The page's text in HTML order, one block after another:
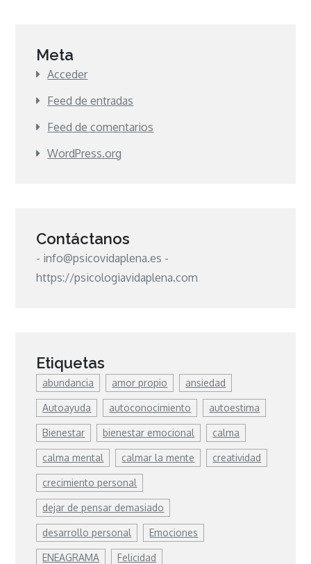
Meta
Acceder
Feed de entradas
Feed de comentarios
WordPress.org
Contáctanos
- info@psicovidaplena.es -
https://psicologiavidaplena.com
Etiquetas
abundancia amor propio ansiedad
Autoayuda autoconocimiento autoestima
Bienestar bienestar emocional calma
calma mental calmar la mente creatividad
crecimiento personal
dejar de pensar demasiado
desarrollo personal Emociones
ENEAGRAMA Felicidad